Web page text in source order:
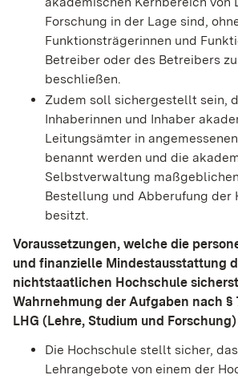
Forschung in der Lage sind,
Funktionsträgerinnen und
Betreiber oder des Betreibers
beschließen.
Zudem soll sichergestellt sein,
Inhaberinnen und Inhaber
Leitungsämter in
benannt werden und die
Selbstverwaltung
Bestellung und Abberufung der
besitzt.
Voraussetzungen, welche die
und finanzielle Mindestausstattung
nichtstaatlichen Hochschule
Wahrnehmung der Aufgaben nach §
LHG (Lehre, Studium und
Die Hochschule stellt sicher,
Lehrangebote von einem der